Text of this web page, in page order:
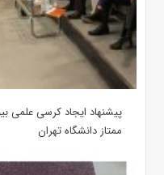
پیشنهاد ایجاد کرسی علمی
ممتاز دانشگاه تهران